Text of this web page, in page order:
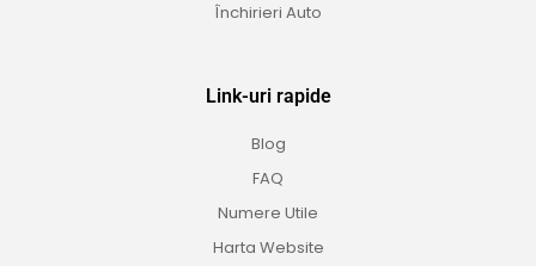
Închirieri Auto
Link-uri rapide
Blog
FAQ
Numere Utile
Harta Website